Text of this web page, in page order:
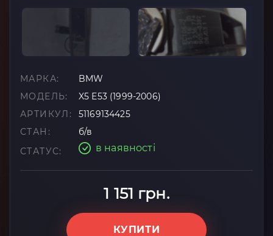
МАРКА:
BMW
МОДЕЛЬ:
X5 E53 (1999-2006)
АРТИКУЛ:
51169134425
СТАН:
б/в
СТАТУС:
в наявності
1 151 грн.
КУПИТИ